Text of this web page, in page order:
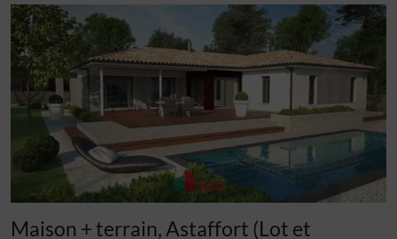
Maison + terrain, Astaffort (Lot et